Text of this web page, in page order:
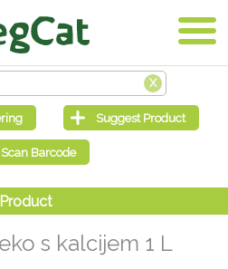
s kalcijem 1 L